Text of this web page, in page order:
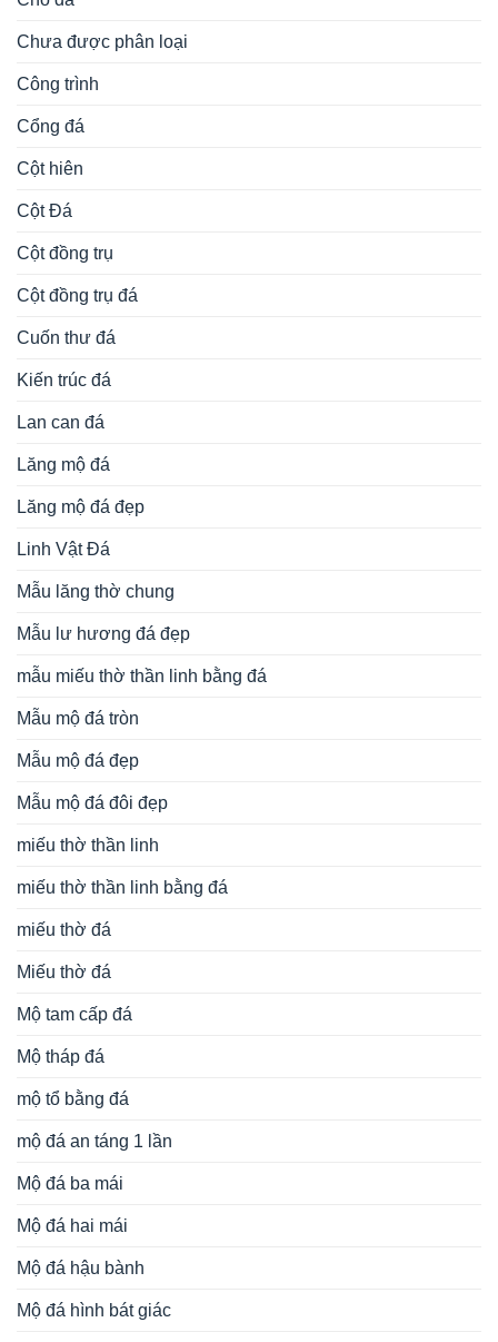
Chưa được phân loại
Công trình
Cổng đá
Cột hiên
Cột Đá
Cột đồng trụ
Cột đồng trụ đá
Cuốn thư đá
Kiến trúc đá
Lan can đá
Lăng mộ đá
Lăng mộ đá đẹp
Linh Vật Đá
Mẫu lăng thờ chung
Mẫu lư hương đá đẹp
mẫu miếu thờ thần linh bằng đá
Mẫu mộ đá tròn
Mẫu mộ đá đẹp
Mẫu mộ đá đôi đẹp
miếu thờ thần linh
miếu thờ thần linh bằng đá
miếu thờ đá
Miếu thờ đá
Mộ tam cấp đá
Mộ tháp đá
mộ tổ bằng đá
mộ đá an táng 1 lần
Mộ đá ba mái
Mộ đá hai mái
Mộ đá hậu bành
Mộ đá hình bát giác